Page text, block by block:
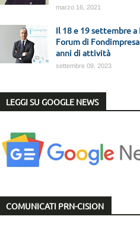
marzo 16, 2021
Il 18 e 19 settembre a
Forum di
anni di attività
settembre 09, 2023
LEGGI SU GOOGLE NEWS
COMUNICATI PRN-CISION